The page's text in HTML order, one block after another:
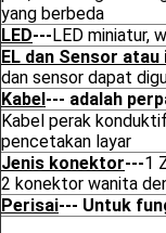
yang berbeda
LED---LED miniatur,
EL dan Sensor
dan sensor dapat
Kabel--- adalah
Kabel perak
pencetakan layar
Jenis konektor---1
2 konektor wanita
Perisai--- Untuk